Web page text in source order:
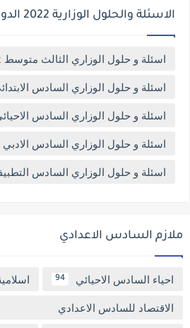
الاسئلة والحلول الوزارية 2022 الدور الاول
اسئلة و حلول الوزاري الثالث متوسط 2022 الدور الاول
اسئلة و حلول الوزاري السادس الابتدائي 2022 الدور
اسئلة و حلول الوزاري السادس الاحيائي 2022 الدور
اسئلة و حلول الوزاري السادس الادبي 2022 الدور الاول
اسئلة و حلول الوزاري السادس التطبيقي 2022 الدور
ملازم السادس الاعدادي
احياء السادس الاحيائي 94
الاقتصاد للسادس الاعدادي